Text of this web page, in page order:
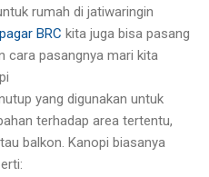
dan didukung oleh
yang profesional.
rumah di jatiwaringin
BRC kita juga bisa pasang
cara pasangnya mari kita
yang digunakan untuk
terhadap area tertentu,
balkon. Kanopi biasanya